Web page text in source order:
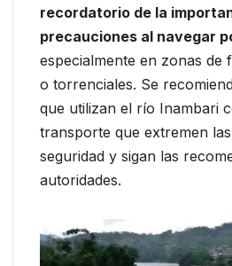
recordatorio de la
precauciones al navegar
especialmente en zonas de
o torrenciales. Se
que utilizan el río Inambari
transporte que extremen las
seguridad y sigan las
autoridades.